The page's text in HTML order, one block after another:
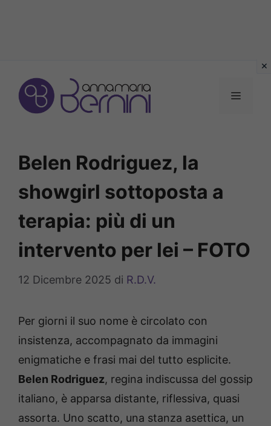
contenuto
MENU
Belen Rodriguez, la
showgirl sottoposta a
terapia: più di un
intervento per lei – FOTO
12 Dicembre 2025 di R.D.V.
Per giorni il suo nome è circolato con
insistenza, accompagnato da immagini
enigmatiche e frasi mai del tutto esplicite.
Belen Rodriguez, regina indiscussa del gossip
italiano, è apparsa distante, riflessiva, quasi
assorta. Uno scatto, una stanza asettica, un